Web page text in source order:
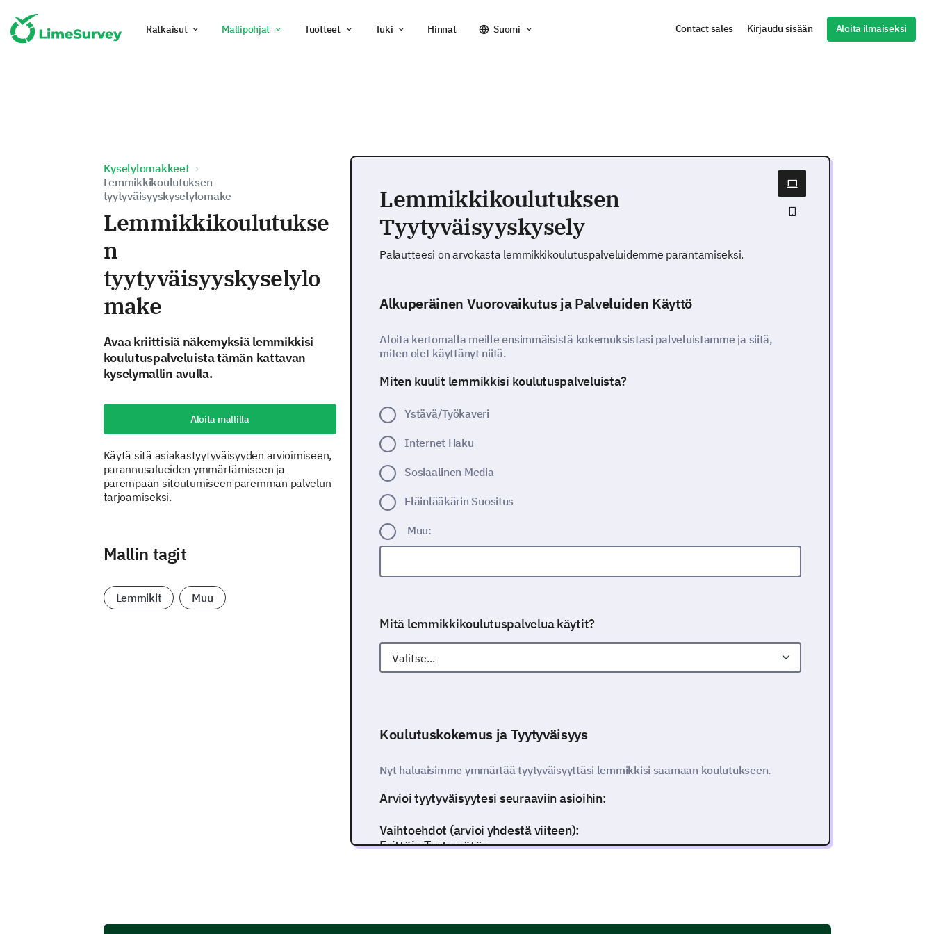
Ratkaisut Mallipohjat Tuotteet Tuki Hinnat Suomi Contact sales Kirjaudu sisään Aloita ilmaiseksi
Kyselylomakkeet
Lemmikkikoulutuksen
tyytyväisyyskyselylomake
Lemmikkikoulutukse
n
tyytyväisyyskyselylo
make
Avaa kriittisiä näkemyksiä lemmikkisi
koulutuspalveluista tämän kattavan
kyselymallin avulla.
Aloita mallilla
Käytä sitä asiakastyytyväisyyden arvioimiseen,
parannusalueiden ymmärtämiseen ja
parempaan sitoutumiseen paremman palvelun
tarjoamiseksi.
Mallin tagit
Lemmikit Muu
Lemmikkikoulutuksen
Tyytyväisyyskysely
Palautteesi on arvokasta lemmikkikoulutuspalveluidemme parantamiseksi.
Alkuperäinen Vuorovaikutus ja Palveluiden Käyttö
Aloita kertomalla meille ensimmäisistä kokemuksistasi palveluistamme ja siitä,
miten olet käyttänyt niitä.
Miten kuulit lemmikkisi koulutuspalveluista?
Ystävä/Työkaveri
Internet Haku
Sosiaalinen Media
Eläinlääkärin Suositus
Muu:
Mitä lemmikkikoulutuspalvelua käytit?
Koulutuskokemus ja Tyytyväisyys
Nyt haluaisimme ymmärtää tyytyväisyyttäsi lemmikkisi saamaan koulutukseen.
Arvioi tyytyväisyytesi seuraaviin asioihin:
Vaihtoehdot (arvioi yhdestä viiteen):
Erittäin Tyytymätön